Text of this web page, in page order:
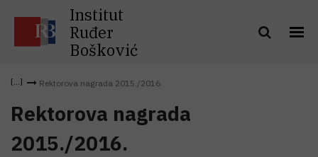
Institut
Ruđer
Bošković
Rektorova nagrada 2015./2016.
Rektorova nagrada
2015./2016.